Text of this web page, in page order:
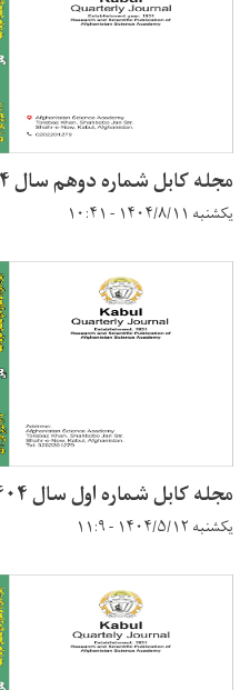
مجله کابل شماره دوهم سال ۱۴۰۴
یکشنبه ۱۴۰۴/۸/۱۱ - ۱۰:۴۱
مجله کابل شماره اول سال ۱۴۰۴
یکشنبه ۱۴۰۴/۵/۱۲ - ۱۱:۹